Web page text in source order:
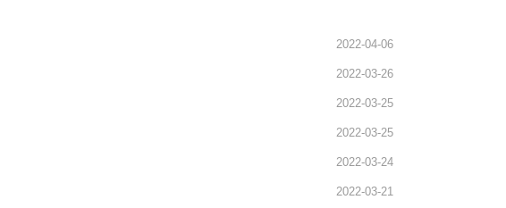
2022-04-06
2022-03-26
2022-03-25
2022-03-25
2022-03-24
2022-03-21